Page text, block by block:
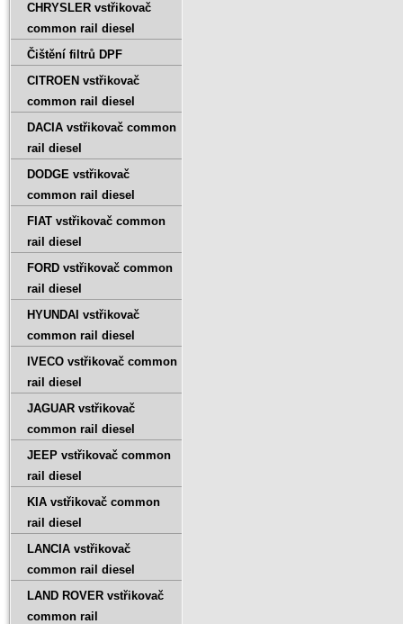
CHRYSLER vstřikovač
common rail diesel
Čištění filtrů DPF
CITROEN vstřikovač
common rail diesel
DACIA vstřikovač common
rail diesel
DODGE vstřikovač
common rail diesel
FIAT vstřikovač common
rail diesel
FORD vstřikovač common
rail diesel
HYUNDAI vstřikovač
common rail diesel
IVECO vstřikovač common
rail diesel
JAGUAR vstřikovač
common rail diesel
JEEP vstřikovač common
rail diesel
KIA vstřikovač common
rail diesel
LANCIA vstřikovač
common rail diesel
LAND ROVER vstřikovač
common rail